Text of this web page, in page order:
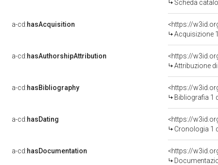
Scheda
a-cd:hasAcquisition
<https://
Acquisizione
a-cd:hasAuthorshipAttribution
Attribuzione
a-cd:hasBibliography
<https://
Bibliografia 1
a-cd:hasDating
<https://
Cronologia 1
a-cd:hasDocumentation